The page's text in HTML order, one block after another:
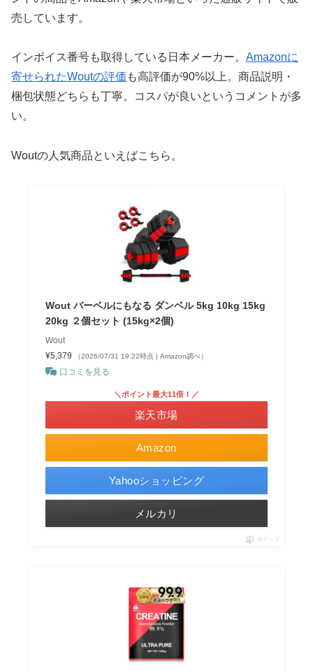
売しています。
インボイス番号も取得している日本メーカー。 Amazonに
寄せられたWoutの評価 も高評価が90%以上。商品説明・
梱包状態どちらも丁寧。コスパが良いというコメントが多
い。
Woutの人気商品といえばこちら。
Wout バーベルにもなる ダンベル 5kg 10kg 15kg
20kg ２個セット (15kg×2個)
Wout
¥5,379
（2026/07/31 19:22時点 | Amazon調べ）
口コミを見る
Amazon
＼ポイント最大11倍！／
楽天市場
Yahooショッピング
メルカリ
ポチップ